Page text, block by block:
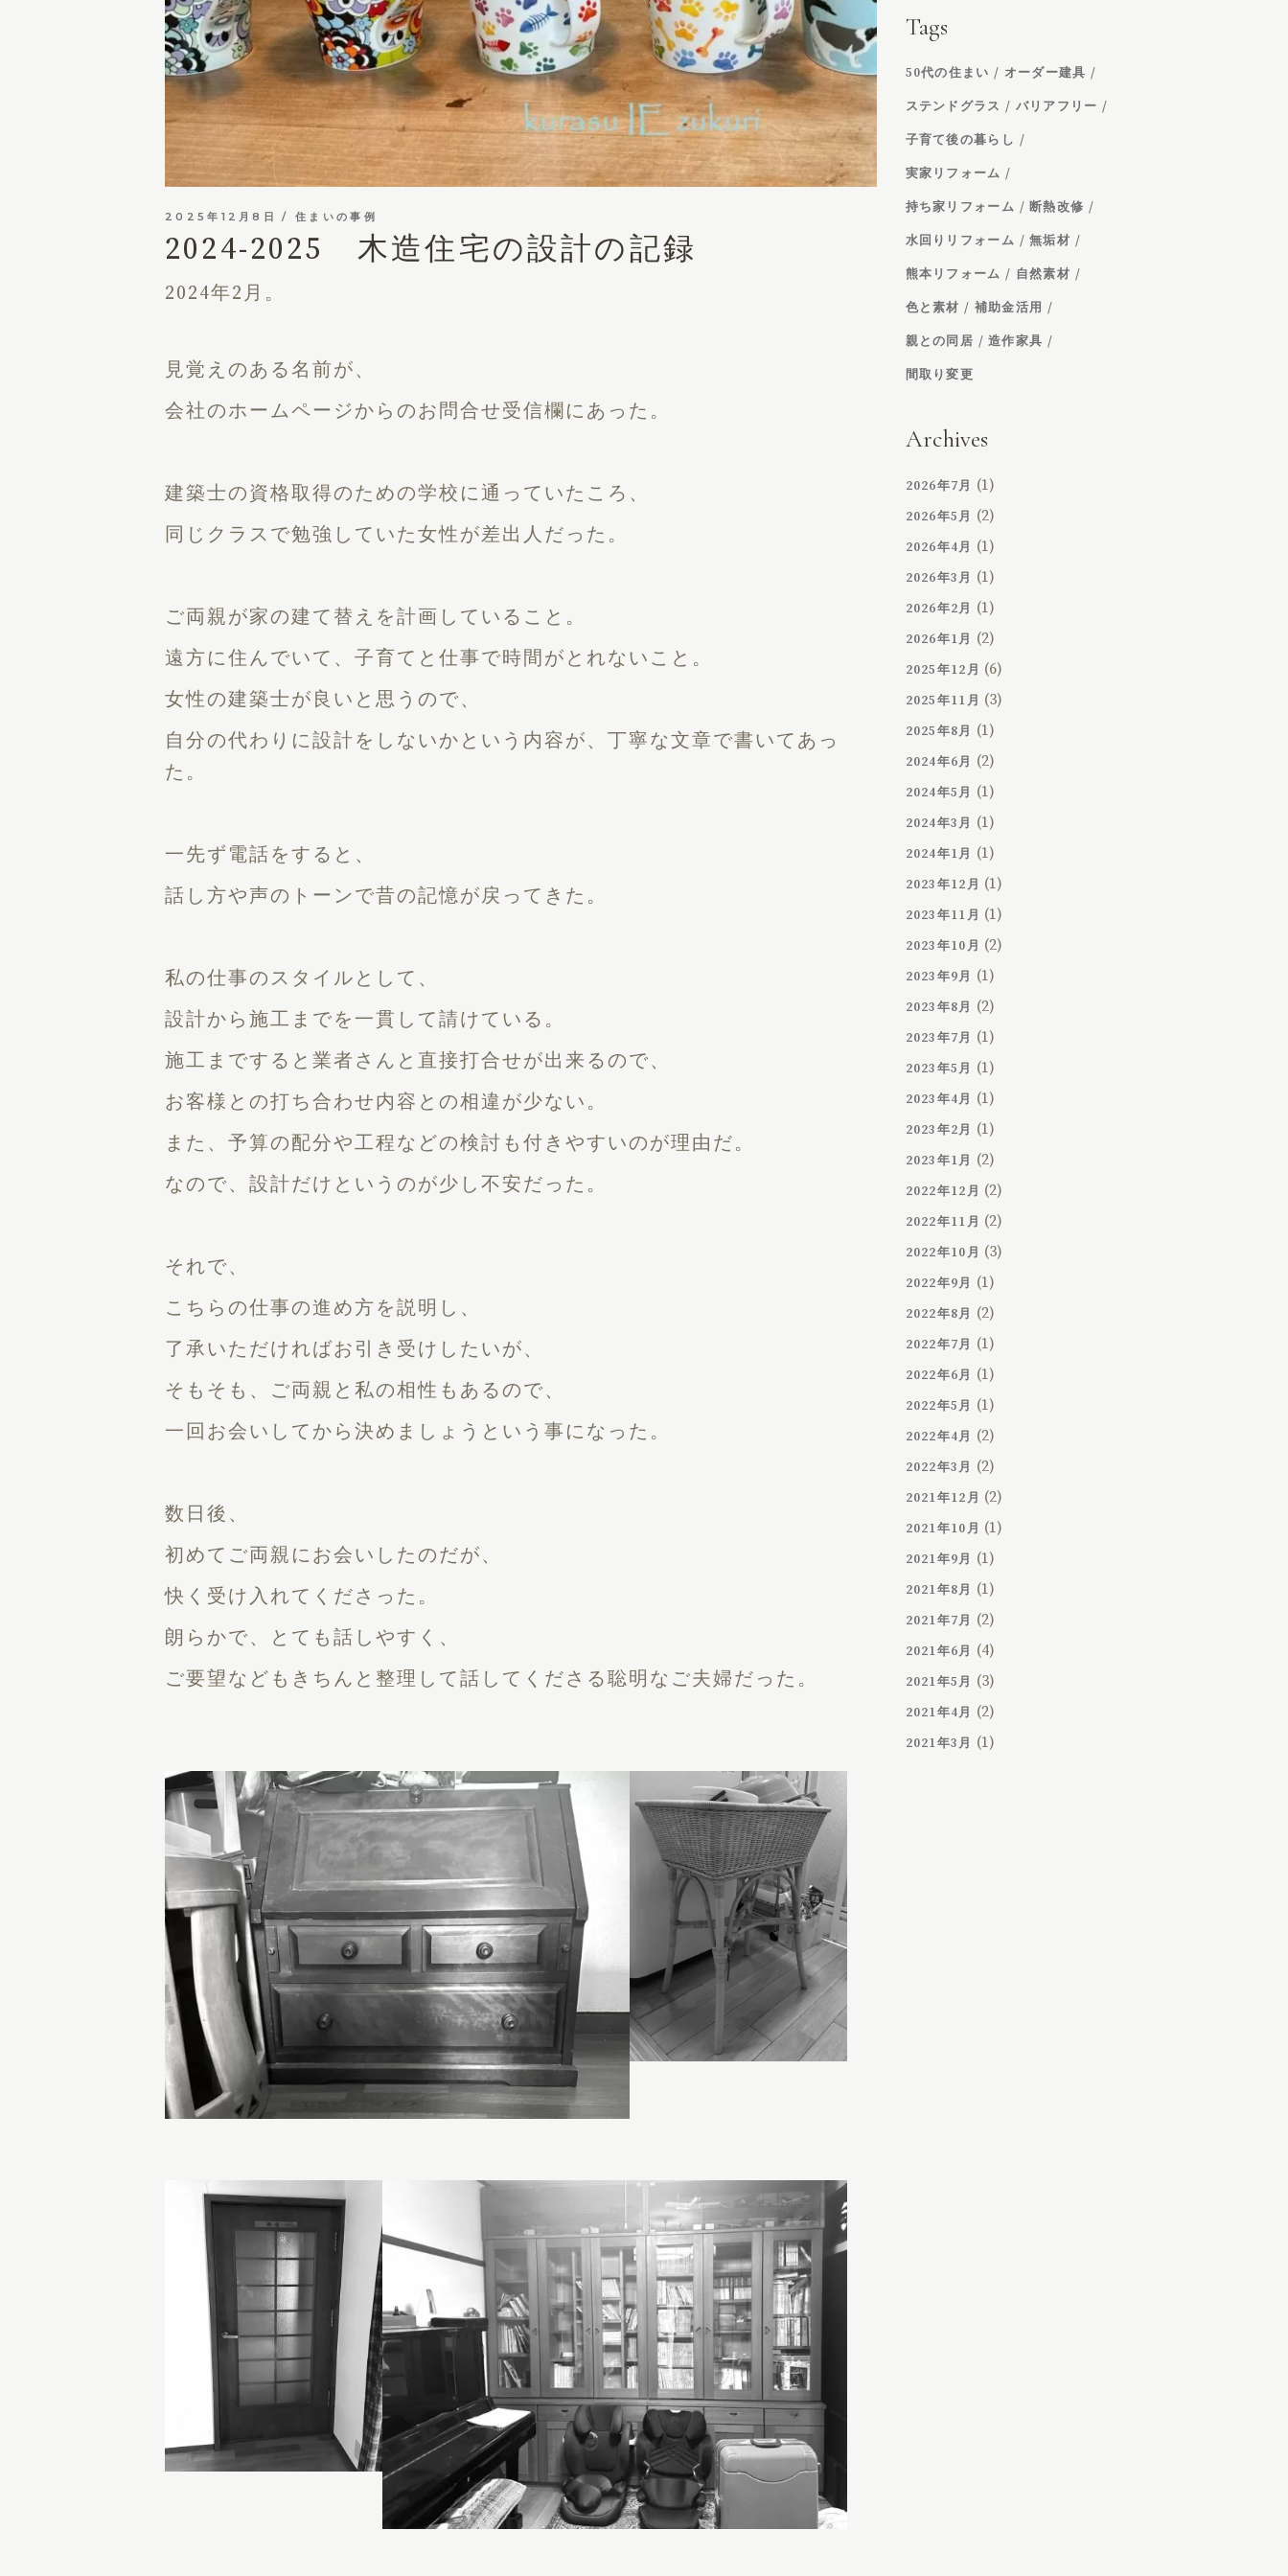
2025年12月8日 住まいの事例
2024-2025 木造住宅の設計の記録
2024年2月。
見覚えのある名前が、
会社のホームページからのお問合せ受信欄にあった。
建築士の資格取得のための学校に通っていたころ、
同じクラスで勉強していた女性が差出人だった。
ご両親が家の建て替えを計画していること。
遠方に住んでいて、子育てと仕事で時間がとれないこと。
女性の建築士が良いと思うので、
自分の代わりに設計をしないかという内容が、丁寧な文章で書いてあっ
た。
一先ず電話をすると、
話し方や声のトーンで昔の記憶が戻ってきた。
私の仕事のスタイルとして、
設計から施工までを一貫して請けている。
施工まですると業者さんと直接打合せが出来るので、
お客様との打ち合わせ内容との相違が少ない。
また、予算の配分や工程などの検討も付きやすいのが理由だ。
なので、設計だけというのが少し不安だった。
それで、
こちらの仕事の進め方を説明し、
了承いただければお引き受けしたいが、
そもそも、ご両親と私の相性もあるので、
一回お会いしてから決めましょうという事になった。
数日後、
初めてご両親にお会いしたのだが、
快く受け入れてくださった。
朗らかで、とても話しやすく、
ご要望などもきちんと整理して話してくださる聡明なご夫婦だった。
Tags
50代の住まい オーダー建具
ステンドグラス バリアフリー
子育て後の暮らし
実家リフォーム
持ち家リフォーム 断熱改修
水回りリフォーム 無垢材
熊本リフォーム 自然素材
色と素材 補助金活用
親との同居 造作家具
間取り変更
Archives
2026年7月 (1)
2026年5月 (2)
2026年4月 (1)
2026年3月 (1)
2026年2月 (1)
2026年1月 (2)
2025年12月 (6)
2025年11月 (3)
2025年8月 (1)
2024年6月 (2)
2024年5月 (1)
2024年3月 (1)
2024年1月 (1)
2023年12月 (1)
2023年11月 (1)
2023年10月 (2)
2023年9月 (1)
2023年8月 (2)
2023年7月 (1)
2023年5月 (1)
2023年4月 (1)
2023年2月 (1)
2023年1月 (2)
2022年12月 (2)
2022年11月 (2)
2022年10月 (3)
2022年9月 (1)
2022年8月 (2)
2022年7月 (1)
2022年6月 (1)
2022年5月 (1)
2022年4月 (2)
2022年3月 (2)
2021年12月 (2)
2021年10月 (1)
2021年9月 (1)
2021年8月 (1)
2021年7月 (2)
2021年6月 (4)
2021年5月 (3)
2021年4月 (2)
2021年3月 (1)